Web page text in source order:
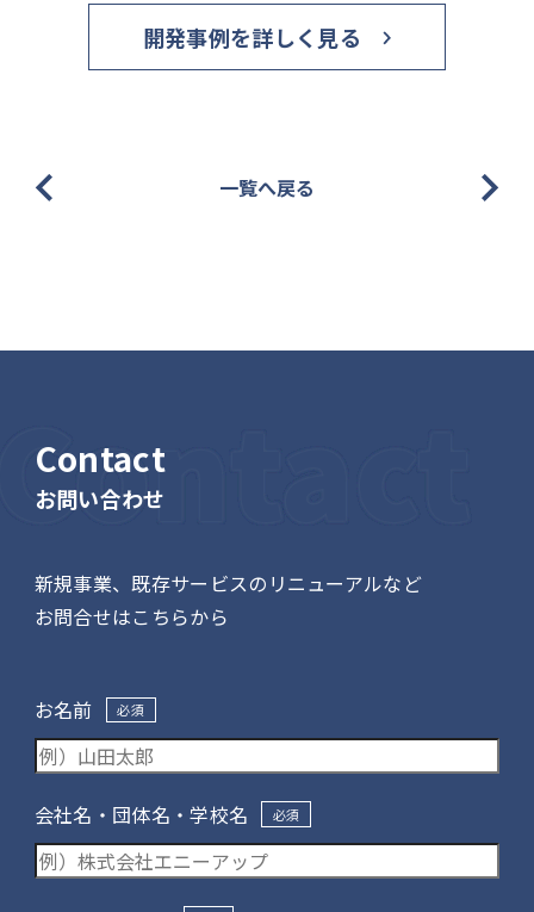
開発事例を詳しく見る
一覧へ戻る
Contact
お問い合わせ
新規事業、既存サービスのリニューアルなど
お問合せはこちらから
お名前 必須
会社名・団体名・学校名 必須